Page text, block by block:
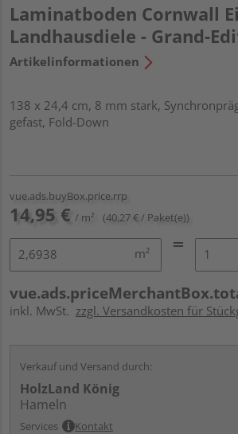
Laminatboden Cornwall
Landhausdiele - Grand-
Artikelinformationen
138 x 24,4 cm, 8 mm stark,
gefast, Fold-Down
vue.ads.buyBox.price.rrp
14,95 € / m² (40,27 € / Paket(e))
m²
inkl. MwSt. zzgl. Versandkosten für
Verkauf und Versand durch:
HolzLand König
Hameln
Services Kontakt